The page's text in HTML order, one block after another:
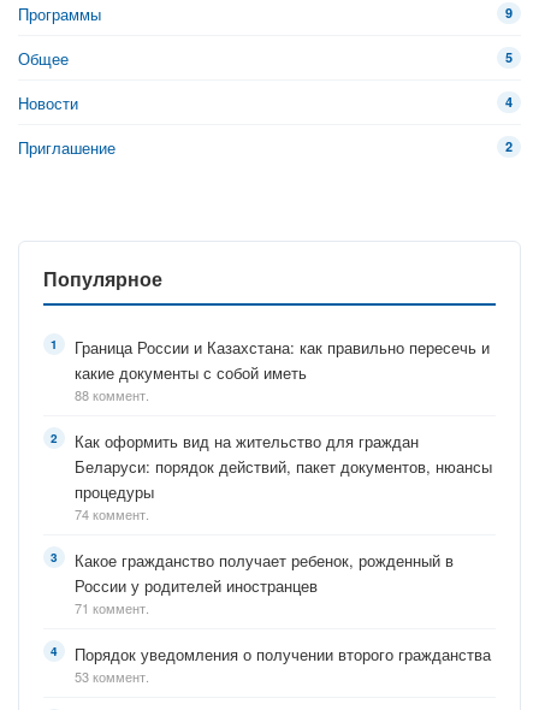
Программы 9
Общее 5
Новости 4
Приглашение 2
Популярное
Граница России и Казахстана: как правильно пересечь и
какие документы с собой иметь
88 коммент.
Как оформить вид на жительство для граждан
Беларуси: порядок действий, пакет документов, нюансы
процедуры
74 коммент.
Какое гражданство получает ребенок, рожденный в
России у родителей иностранцев
71 коммент.
Порядок уведомления о получении второго гражданства
53 коммент.